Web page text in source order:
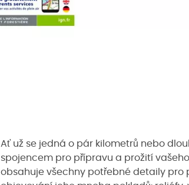
Ať už se jedná o pár kilometrů nebo
spojencem pro přípravu a prožití
obsahuje všechny potřebné detaily pro